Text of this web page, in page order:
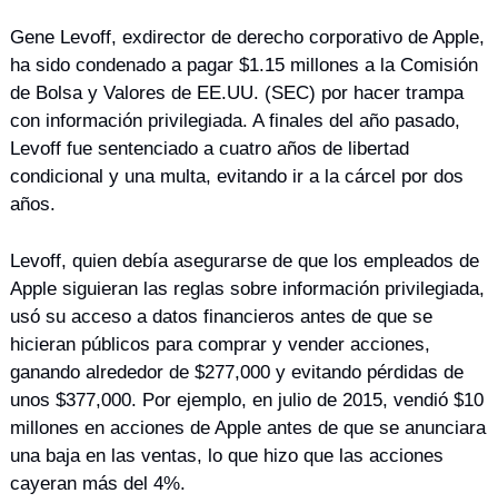
Gene Levoff, exdirector de derecho corporativo de Apple,
ha sido condenado a pagar $1.15 millones a la Comisión
de Bolsa y Valores de EE.UU. (SEC) por hacer trampa
con información privilegiada. A finales del año pasado,
Levoff fue sentenciado a cuatro años de libertad
condicional y una multa, evitando ir a la cárcel por dos
años.
Levoff, quien debía asegurarse de que los empleados de
Apple siguieran las reglas sobre información privilegiada,
usó su acceso a datos financieros antes de que se
hicieran públicos para comprar y vender acciones,
ganando alrededor de $277,000 y evitando pérdidas de
unos $377,000. Por ejemplo, en julio de 2015, vendió $10
millones en acciones de Apple antes de que se anunciara
una baja en las ventas, lo que hizo que las acciones
cayeran más del 4%.